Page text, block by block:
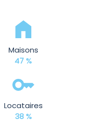
Maisons
47 %
Locataires
38 %